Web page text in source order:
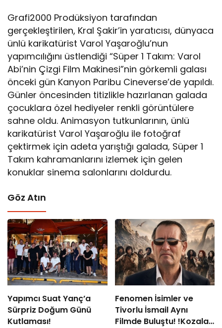
Grafi2000 Prodüksiyon tarafından
gerçekleştirilen, Kral Şakir’in yaratıcısı, dünyaca
ünlü karikatürist Varol Yaşaroğlu’nun
yapımcılığını üstlendiği “Süper 1 Takım: Varol
Abi’nin Çizgi Film Makinesi”nin görkemli galası
önceki gün Kanyon Paribu Cineverse’de yapıldı.
Günler öncesinden titizlikle hazırlanan galada
çocuklara özel hediyeler renkli görüntülere
sahne oldu. Animasyon tutkunlarının, ünlü
karikatürist Varol Yaşaroğlu ile fotoğraf
çektirmek için adeta yarıştığı galada, Süper 1
Takım kahramanlarını izlemek için gelen
konuklar sinema salonlarını doldurdu.
Göz Atın
Yapımcı Suat Yanç’a
Sürpriz Doğum Günü
Kutlaması!
Fenomen İsimler ve
Tivorlu İsmail Aynı
Filmde Buluştu! !Kozalak